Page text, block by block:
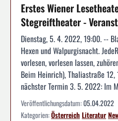
Erstes Wiener
Stegreiftheater -
Dienstag, 5. 4. 2022, 19:00. --
Hexen und Walpurgisnacht.
vorlesen, vorlesen lassen,
Beim Heinrich), Thaliastraße
nächster Termin 3. 5. 2022: Im
Veröffentlichungsdatum:05.04.2022
Kategorien:ÖsterreichLiteratur